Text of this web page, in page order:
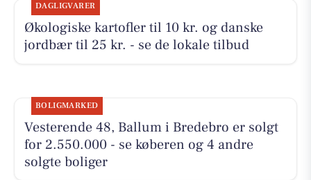
DAGLIGVARER
Økologiske kartofler til 10 kr. og danske
jordbær til 25 kr. - se de lokale tilbud
BOLIGMARKED
Vesterende 48, Ballum i Bredebro er solgt
for 2.550.000 - se køberen og 4 andre
solgte boliger